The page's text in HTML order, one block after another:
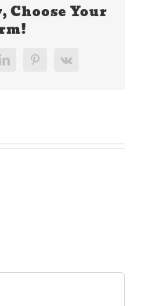
Choose Your
LinkedInPinterest
Vk